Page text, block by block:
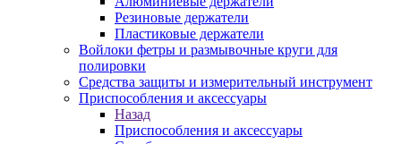
Резиновые держатели
Пластиковые держатели
Войлоки фетры и размывочные круги для
полировки
Средства защиты и измерительный инструмент
Приспособления и аксессуары
Назад
Приспособления и аксессуары